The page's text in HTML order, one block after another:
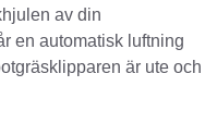
av din
en automatisk luftning
är ute och